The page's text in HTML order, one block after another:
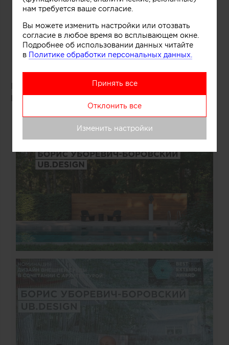
Победитель: проект «Дача Фурцевой в Баковке»
Борис Уборевич-Боровский(UB.DESIGN)
нам требуется ваше согласие.
Вы можете изменить настройки или отозвать
согласие в любое время во всплывающем окне.
Подробнее об использовании данных читайте
в Политике обработки персональных данных.
Принять все
Отклонить все
Изменить настройки